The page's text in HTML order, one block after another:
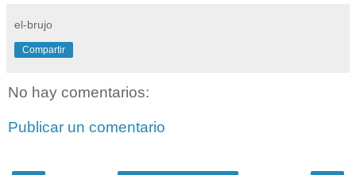
el-brujo
Compartir
No hay comentarios:
Publicar un comentario